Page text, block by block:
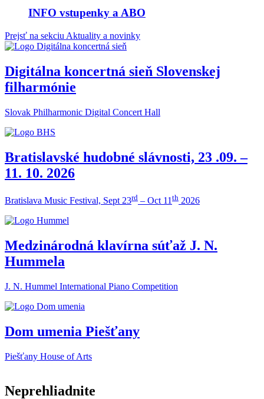
INFO vstupenky a ABO
Prejsť na sekciu Aktuality a novinky
Digitálna koncertná sieň Slovenskej
filharmónie
Slovak Philharmonic Digital Concert Hall
Bratislavské hudobné slávnosti, 23 .09. –
11. 10. 2026
Bratislava Music Festival, Sept 23rd – Oct 11 th 2026
Medzinárodná klavírna súťaž J. N.
Hummela
J. N. Hummel International Piano Competition
Dom umenia Piešťany
Piešťany House of Arts
Neprehliadnite